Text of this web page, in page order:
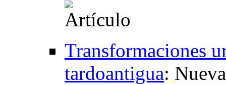
Transformaciones
tardoantigua: